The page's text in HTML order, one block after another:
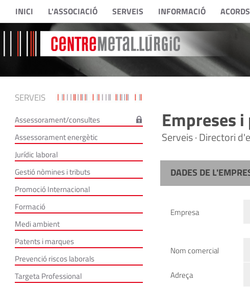
INICI L'ASSOCIACIÓ SERVEIS INFORMACIÓ ACORDS
SERVEIS
Assessorament/consultes
Assessorament energètic
Jurídic laboral
Gestió nòmines i tributs
Promoció Internacional
Formació
Medi ambient
Patents i marques
Prevenció riscos laborals
Targeta Professional
Empreses
Serveis · Directori
DADES DE
Empresa
Nom comercial
Adreça